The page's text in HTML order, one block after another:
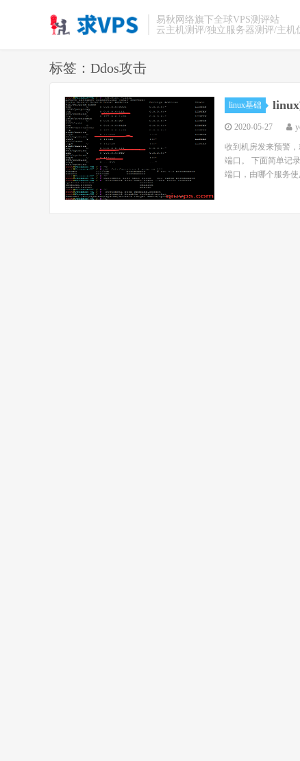
易秋网络旗下全球VPS测评站
云主机测评/独立服务器测评/主机
标签：Ddos攻击
linux基础
2020-05-27
收到机房发来预警
端口。 下面简单记
端口，由哪个服务